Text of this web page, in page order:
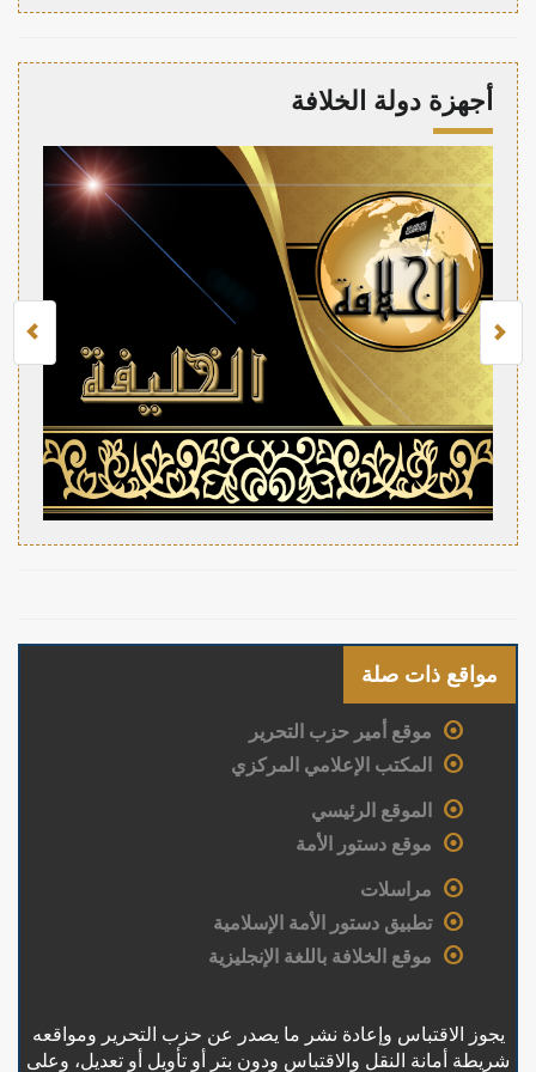
أجهزة دولة الخلافة
مواقع ذات صلة
موقع أمير حزب التحرير
المكتب الإعلامي المركزي
الموقع الرئيسي
موقع دستور الأمة
مراسلات
تطبيق دستور الأمة الإسلامية
موقع الخلافة باللغة الإنجليزية
يجوز الاقتباس وإعادة نشر ما يصدر عن حزب التحرير ومواقعه
شريطة أمانة النقل والاقتباس ودون بتر أو تأويل أو تعديل، وعلى